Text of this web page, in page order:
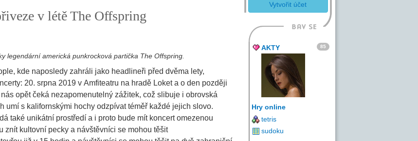
v létě The Offspring
legendární americká punkrocková partička The Offspring.
kde naposledy zahráli jako headlineři před dvěma lety,
20. srpna 2019 v Amfiteatru na hradě Loket a o den později
opět čeká nezapomenutelný zážitek, což slibuje i obrovská
umí s kalifornskými hochy odzpívat téměř každé jejich slovo.
také unikátní prostředí a i proto bude mít koncert omezenou
znít kultovní pecky a návštěvníci se mohou těšit
Vytvořit účet
AKTY 85
Hry online
tetris
sudoku